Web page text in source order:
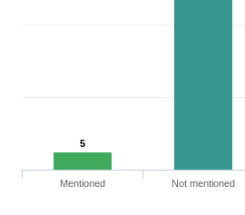
5
Mentioned Not mentioned